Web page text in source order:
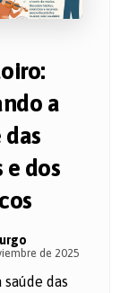
a
das
e dos
de 2025
das